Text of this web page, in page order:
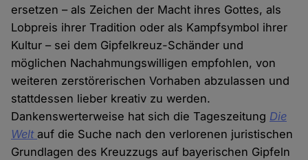
ersetzen – als Zeichen der Macht ihres Gottes, als
Lobpreis ihrer Tradition oder als Kampfsymbol ihrer
Kultur – sei dem Gipfelkreuz-Schänder und
möglichen Nachahmungswilligen empfohlen, von
weiteren zerstörerischen Vorhaben abzulassen und
stattdessen lieber kreativ zu werden.
Dankenswerterweise hat sich die Tageszeitung Die
Weltauf die Suche nach den verlorenen juristischen
Grundlagen des Kreuzzugs auf bayerischen Gipfeln